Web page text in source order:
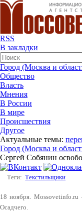
RSS
В закладки
Город (Москва и
Общество
Власть
Мнения
В России
В мире
Происшествия
Другое
Актуальные темы:
Город (Москва и
Сергей Собянин
Теги: Текстильщики
18 ноября.
Осадчего.